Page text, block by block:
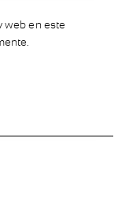
web en este